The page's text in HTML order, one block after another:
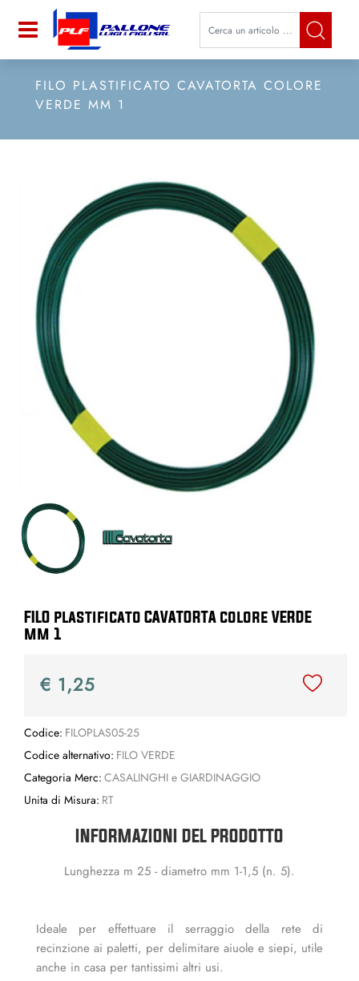
Open La modifica di un filtro
FILO PLASTIFICATO CAVATORTA COLORE
VERDE MM 1
FILO plastificato CAVATORTA colore VERDE
mm 1
€ 1,25
Codice: FILOPLAS05-25
Codice alternativo: FILO VERDE
Categoria Merc: CASALINGHI e GIARDINAGGIO
Unita di Misura: RT
INFORMAZIONI DEL PRODOTTO
Lunghezza m 25 - diametro mm 1-1,5 (n. 5).
Ideale per effettuare il serraggio della rete di
recinzione ai paletti, per delimitare aiuole e siepi, utile
anche in casa per tantissimi altri usi.